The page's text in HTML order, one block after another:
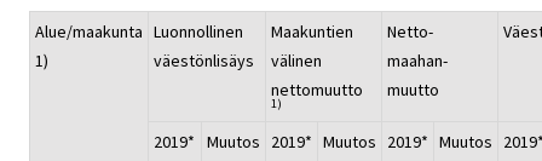
Alue/maakunta
1)
Luonnollinen
väestönlisäys
Maakuntien
välinen
nettomuutto
1)
Netto-
maahan-
muutto
2019* Muutos 2019* Muutos 2019* Muutos